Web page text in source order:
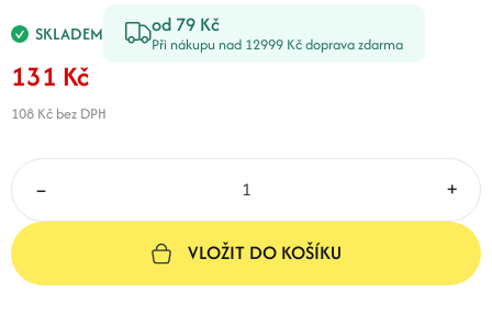
SKLADEM od 79 Kč
Při nákupu nad 12999 Kč doprava zdarma
131 Kč
108 Kč bez DPH
– +
VLOŽIT DO KOŠÍKU